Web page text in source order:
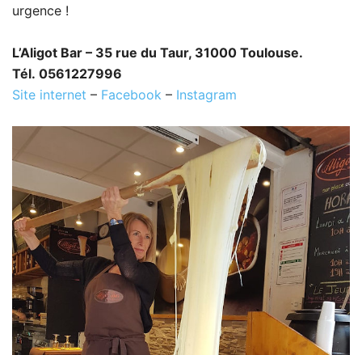
urgence !
L’Aligot Bar – 35 rue du Taur, 31000 Toulouse.
Tél. 0561227996
Site internet – Facebook – Instagram